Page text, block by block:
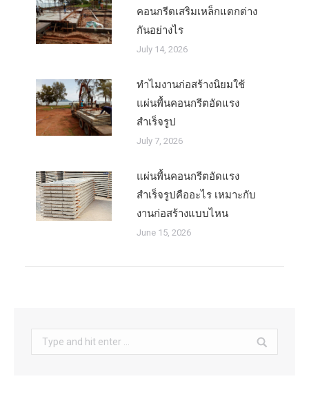
คอนกรีตเสริมเหล็กแตกต่าง
กันอย่างไร
July 14, 2026
ทำไมงานก่อสร้างนิยมใช้
แผ่นพื้นคอนกรีตอัดแรง
สำเร็จรูป
July 7, 2026
แผ่นพื้นคอนกรีตอัดแรง
สำเร็จรูปคืออะไร เหมาะกับ
งานก่อสร้างแบบไหน
June 15, 2026
Search: